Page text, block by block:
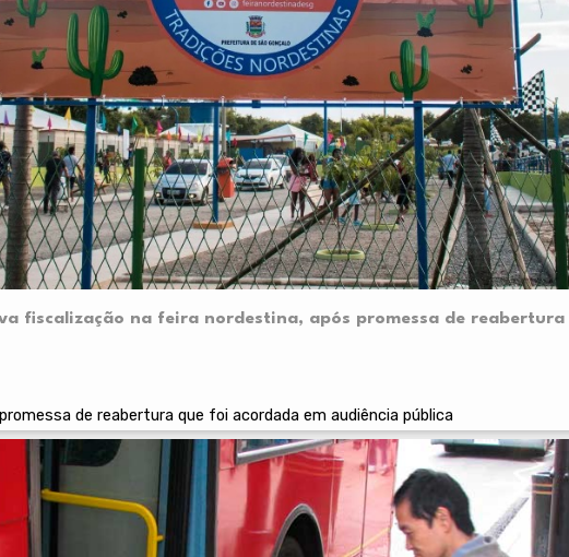
fiscalização na feira nordestina, após promessa de
de reabertura que foi acordada em audiência pública